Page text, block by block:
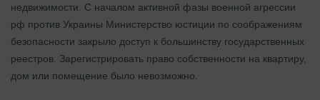
недвижимости. С началом активной фазы военной агрессии
рф против Украины Министерство юстиции по соображениям
безопасности закрыло доступ к большинству государственных
реестров. Зарегистрировать право собственности на квартиру,
дом или помещение было невозможно.